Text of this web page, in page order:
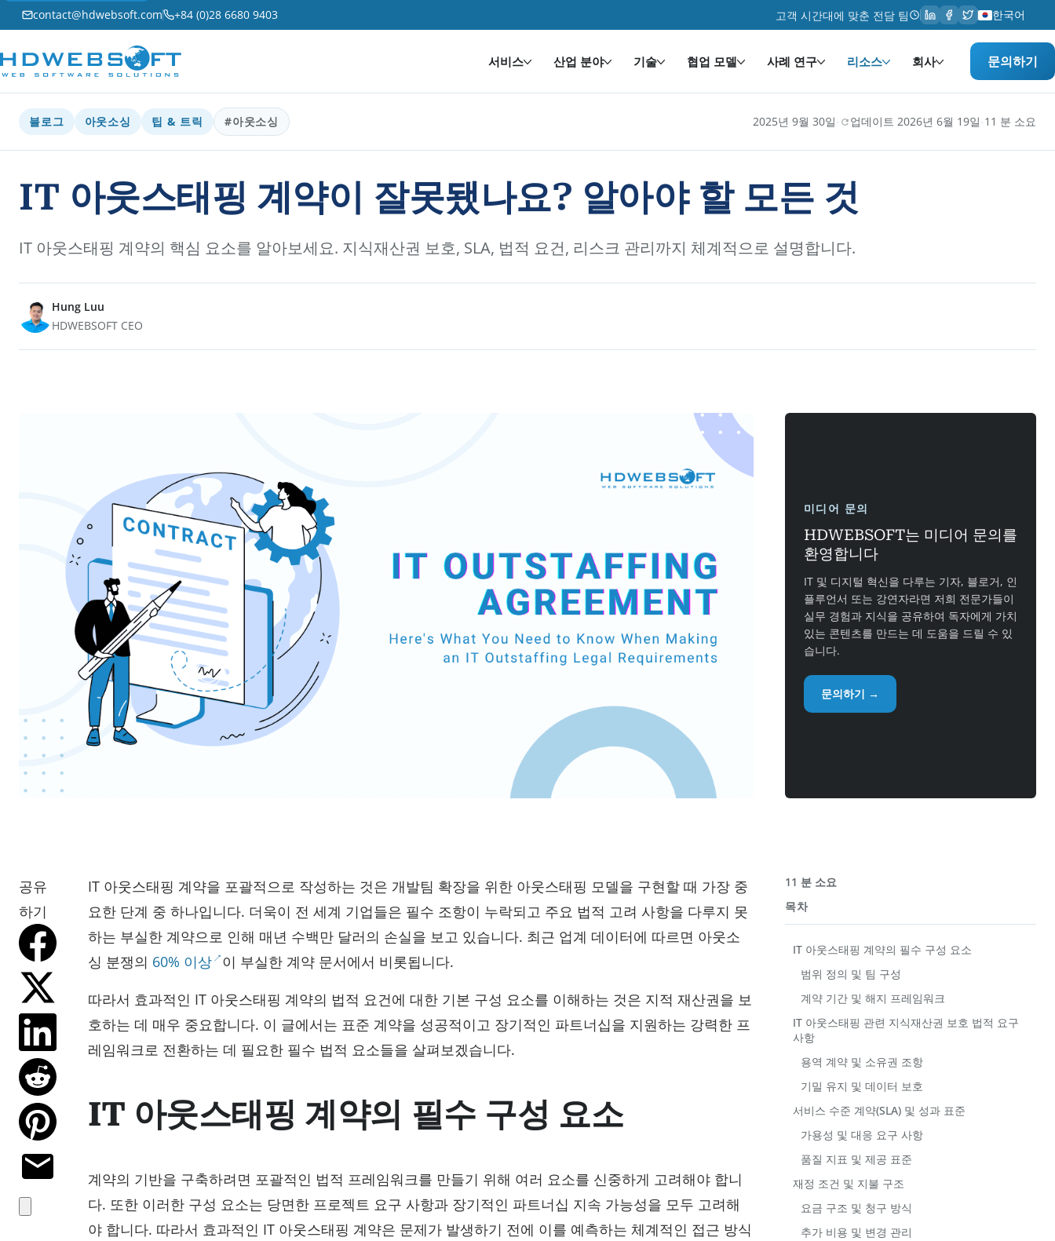
contact@hdwebsoft.com +84 (0)28 6680 9403 고객 시간대에 맞춘 전담 팀 한국어
서비스 산업 분야 기술 협업 모델 사례 연구 리소스 회사 문의하기
블로그 아웃소싱 팁 & 트릭 #아웃소싱 2025년 9월 30일 · 업데이트 2026년 6월 19일 ·11 분 소요
IT 아웃스태핑 계약이 잘못됐나요? 알아야 할 모든 것
IT 아웃스태핑 계약의 핵심 요소를 알아보세요. 지식재산권 보호, SLA, 법적 요건, 리스크 관리까지 체계적으로 설명합니다.
Hung Luu
HDWEBSOFT CEO
미디어 문의
HDWEBSOFT는 미디어 문의를
환영합니다
IT 및 디지털 혁신을 다루는 기자, 블로거, 인
플루언서 또는 강연자라면 저희 전문가들이
실무 경험과 지식을 공유하여 독자에게 가치
있는 콘텐츠를 만드는 데 도움을 드릴 수 있
습니다.
문의하기 →
공유
하기
IT 아웃스태핑 계약을 포괄적으로 작성하는 것은 개발팀 확장을 위한 아웃스태핑 모델을 구현할 때 가장 중
요한 단계 중 하나입니다. 더욱이 전 세계 기업들은 필수 조항이 누락되고 주요 법적 고려 사항을 다루지 못
하는 부실한 계약으로 인해 매년 수백만 달러의 손실을 보고 있습니다. 최근 업계 데이터에 따르면 아웃소
싱 분쟁의 60% 이상 이 부실한 계약 문서에서 비롯됩니다.
따라서 효과적인 IT 아웃스태핑 계약의 법적 요건에 대한 기본 구성 요소를 이해하는 것은 지적 재산권을 보
호하는 데 매우 중요합니다. 이 글에서는 표준 계약을 성공적이고 장기적인 파트너십을 지원하는 강력한 프
레임워크로 전환하는 데 필요한 필수 법적 요소들을 살펴보겠습니다.
IT 아웃스태핑 계약의 필수 구성 요소
계약의 기반을 구축하려면 포괄적인 법적 프레임워크를 만들기 위해 여러 요소를 신중하게 고려해야 합니
다. 또한 이러한 구성 요소는 당면한 프로젝트 요구 사항과 장기적인 파트너십 지속 가능성을 모두 고려해
야 합니다. 따라서 효과적인 IT 아웃스태핑 계약은 문제가 발생하기 전에 이를 예측하는 체계적인 접근 방식
11 분 소요
목차
IT 아웃스태핑 계약의 필수 구성 요소
범위 정의 및 팀 구성
계약 기간 및 해지 프레임워크
IT 아웃스태핑 관련 지식재산권 보호 법적 요구
사항
용역 계약 및 소유권 조항
기밀 유지 및 데이터 보호
서비스 수준 계약(SLA) 및 성과 표준
가용성 및 대응 요구 사항
품질 지표 및 제공 표준
재정 조건 및 지불 구조
요금 구조 및 청구 방식
추가 비용 및 변경 관리